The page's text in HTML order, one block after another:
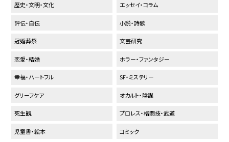
歴史・文明・文化
評伝・自伝
冠婚葬祭
恋愛・結婚
幸福・ハートフル
グリーフケア
死生観
児童書・絵本
エッセイ・コラム
小説・詩歌
文芸研究
ホラー・ファンタジー
SF・ミステリー
オカルト・陰謀
プロレス・格闘技・武道
コミック